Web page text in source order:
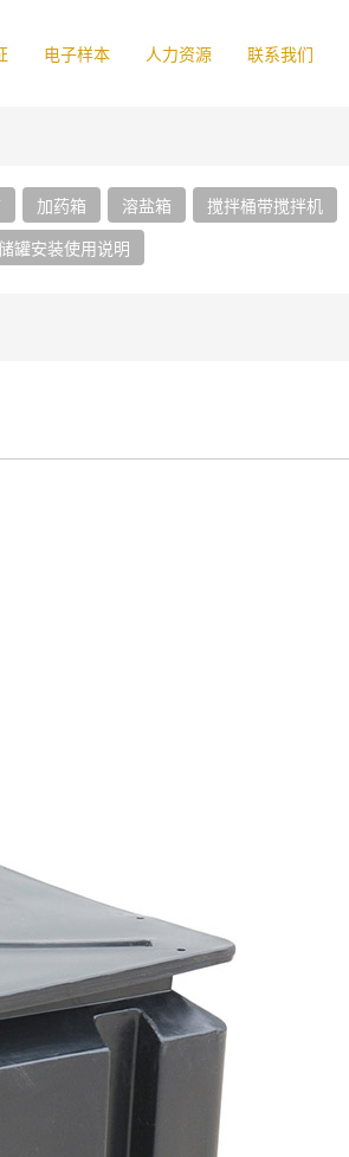
电子样本 人力资源 联系我们
加药箱 溶盐箱
搅拌桶带搅拌机
罐安装使用说明